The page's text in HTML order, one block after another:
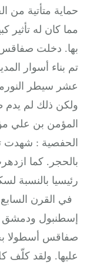
حماية متأتية من
مما كان له تأثير
بها.
تم بناء أسوار
عشر سيطر
ولكن ذلك لم يدم
المؤمن بن علي
الحفصية : شهدت
بالحجر. كما
رئيسيا بالنسبة
في القرن
إسطنبول ودمشق
صفاقس أسطولا
عليها. ولقد كلّف